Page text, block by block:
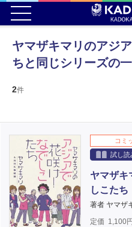
ヤマザキマリのアジ
ちと同じシリーズの
2件
コミ
試し読
ヤマザキ
しこたち
著者 ヤマザ
定価 1,100